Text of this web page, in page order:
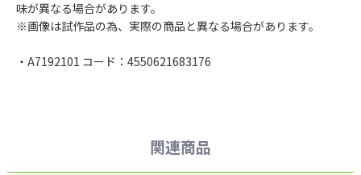
味が異なる場合があります。
※画像は試作品の為、実際の商品と異なる場合があります。
・A7192101 コード：4550621683176
関連商品